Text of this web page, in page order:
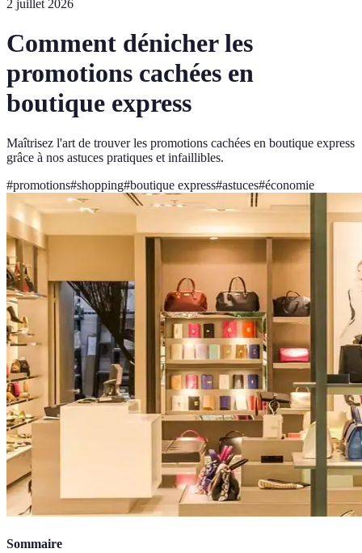
2 juillet 2026
Comment dénicher les
promotions cachées en
boutique express
Maîtrisez l'art de trouver les promotions cachées en boutique express
grâce à nos astuces pratiques et infaillibles.
#promotions#shopping#boutique express#astuces#économie
Sommaire